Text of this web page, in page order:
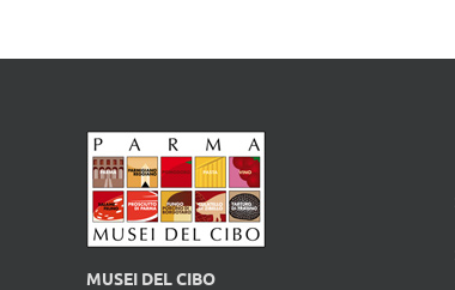
MUSEI DEL CIBO